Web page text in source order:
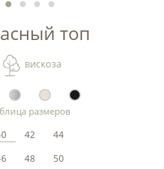
топ
вискоза
размеров
42
44
48
50